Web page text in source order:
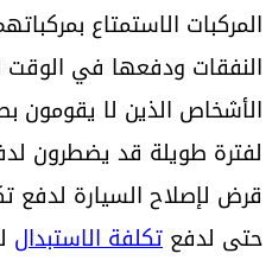
المركبات الاستمتاع
النفقات ودفعها في
الأشخاص الذين لا يقومون
لفترة طويلة قد يضطرون
قرض لإصلاح السيارة لدفع
حتى لدفع تكلفة الاستبدال